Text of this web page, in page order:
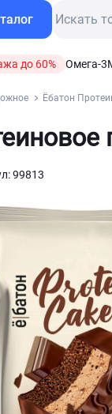
до 60% Омега-3
Ёбатон
99813